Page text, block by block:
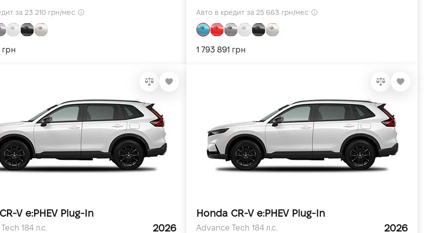
за 23 210 грн/мес
грн
Авто в кредит за 25 663 грн/мес
1 793 891 грн
V e:PHEV Plug-In
184 л.с. 2026
Honda CR-V e:PHEV Plug-In
Advance Tech 184 л.с. 2026